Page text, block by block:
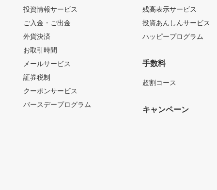
投資情報サービス
ご入金・ご出金
外貨決済
お取引時間
メールサービス
証券税制
クーポンサービス
バースデープログラム
残高表示サービス
投資あんしんサービス
ハッピープログラム
手数料
超割コース
キャンペーン